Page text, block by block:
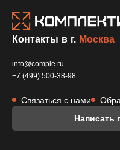
Написать
Контакты в г. Москва
info@comple.ru
+7 (499) 500-38-98
Связаться с нами